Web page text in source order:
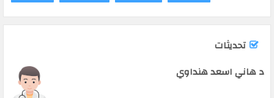
تحديثات
د هاني اسعد هنداوي